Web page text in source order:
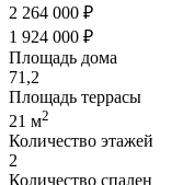
2 264 000 ₽
1 924 000 ₽
Площадь дома
71,2
Площадь террасы
21 м2
Количество этажей
2
Количество спален